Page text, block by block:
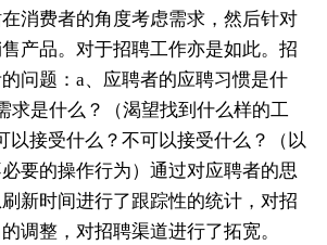
消费者的角度考虑需求，然后针对
产品。对于招聘工作亦是如此。招
问题：a、应聘者的应聘习惯是什
求是什么？（渴望找到什么样的工
以接受什么？不可以接受什么？（以
要的操作行为）通过对应聘者的思
新时间进行了跟踪性的统计，对招
调整，对招聘渠道进行了拓宽。